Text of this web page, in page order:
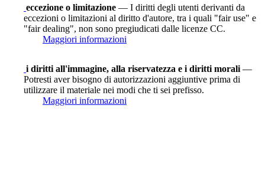
eccezione o limitazione — I diritti degli utenti derivanti da
eccezioni o limitazioni al diritto d'autore, tra i quali "fair use" e
"fair dealing", non sono pregiudicati dalle licenze CC.
Maggiori informazioni
i diritti all'immagine, alla riservatezza e i diritti morali —
Potresti aver bisogno di autorizzazioni aggiuntive prima di
utilizzare il materiale nei modi che ti sei prefisso.
Maggiori informazioni